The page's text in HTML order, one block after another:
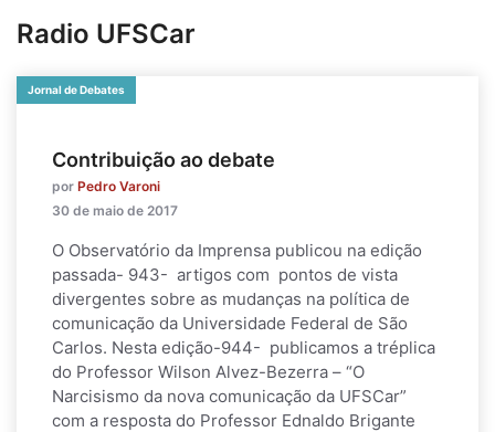
Radio UFSCar
Jornal de Debates
Contribuição ao debate
por Pedro Varoni
30 de maio de 2017
O Observatório da Imprensa publicou na edição
passada- 943- artigos com pontos de vista
divergentes sobre as mudanças na política de
comunicação da Universidade Federal de São
Carlos. Nesta edição-944- publicamos a tréplica
do Professor Wilson Alvez-Bezerra – “O
Narcisismo da nova comunicação da UFSCar”
com a resposta do Professor Ednaldo Brigante